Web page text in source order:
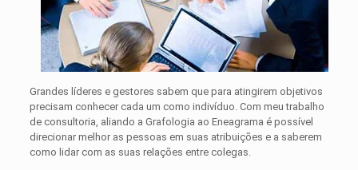
Grandes líderes e gestores sabem que para atingirem objetivos
precisam conhecer cada um como indivíduo. Com meu trabalho
de consultoria, aliando a Grafologia ao Eneagrama é possível
direcionar melhor as pessoas em suas atribuições e a saberem
como lidar com as suas relações entre colegas.